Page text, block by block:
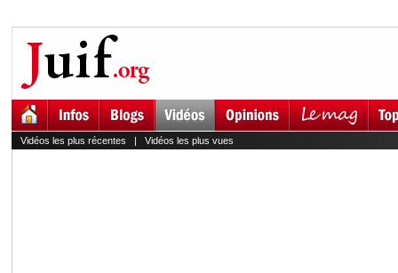
Vidéos les plus récentes | Vidéos les plus vues